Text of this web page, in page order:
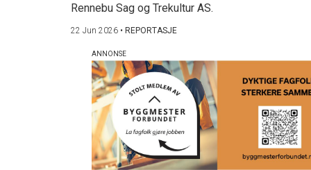
Rennebu Sag og Trekultur AS.
22 Jun 2026 • REPORTASJE